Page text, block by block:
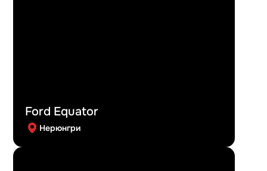
Ford Equator
Нерюнгри